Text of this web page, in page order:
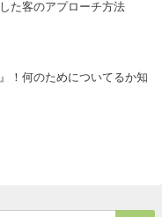
た客のアプローチ方法
！何のためについてるか知